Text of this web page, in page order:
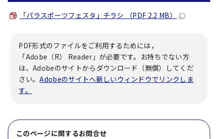
「パラスポーツフェスタ」チラシ （PDF 2.2 MB）
PDF形式のファイルをご利用するためには，
「Adobe（R） Reader」が必要です。お持ちでない方
は、Adobeのサイトからダウンロード（無償）してくだ
さい。Adobeのサイトへ新しいウィンドウでリンクしま
す。
このページに関するお問合せ